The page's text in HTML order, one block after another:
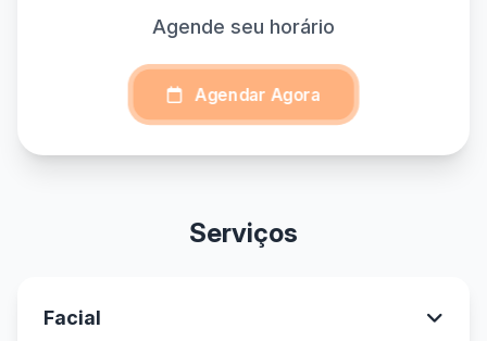
Agende seu horário
Agendar Agora
Serviços
Facial